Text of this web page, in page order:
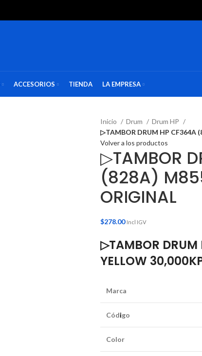
ACCESORIOS TIENDA LA EMPRESA
Inicio Drum
Drum HP
▷TAMBOR DRUM HP CF364A
Volver a los productos
▷TAMBOR
(828A)
ORIGINAL
$278.00 Incl IGV
▷TAMBOR
YELLOW
Marca
Código
Color